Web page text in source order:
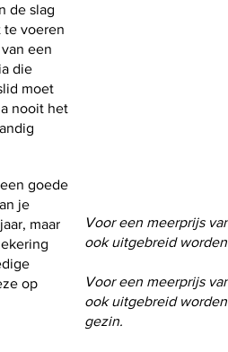
de slag
te voeren
een
die
moet
nooit het
goede
je
maar
op
Voor een meerprijs
ook uitgebreid
Voor een meerprijs
ook uitgebreid
gezin.